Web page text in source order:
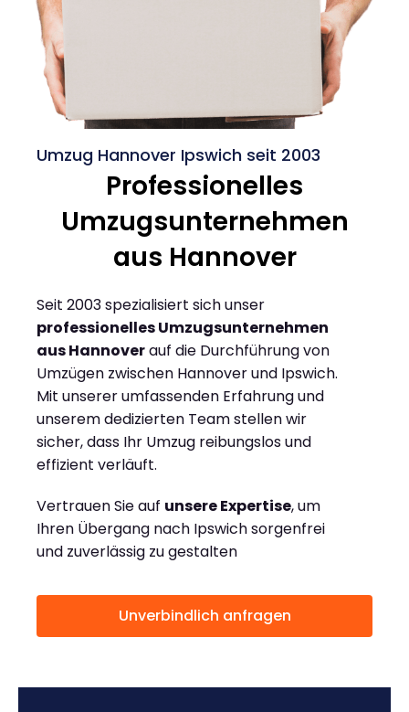
Umzug Hannover Ipswich seit 2003
Professionelles
Umzugsunternehmen
aus Hannover
Seit 2003 spezialisiert sich unser
professionelles Umzugsunternehmen
aus Hannoverauf die Durchführung von
Umzügen zwischen Hannover und Ipswich.
Mit unserer umfassenden Erfahrung und
unserem dedizierten Team stellen wir
sicher, dass Ihr Umzug reibungslos und
effizient verläuft.
Vertrauen Sie auf unsere Expertise, um
Ihren Übergang nach Ipswich sorgenfrei
und zuverlässig zu gestalten
Unverbindlich anfragen